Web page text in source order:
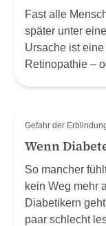
Sehschärfe
Fast alle
später unter
Ursache ist
Retinopathie –
erklärt Prof. Dr.
der Augenklinik
Gefahr der
Wenn
So mancher
kein Weg mehr
Diabetikern
paar schlecht